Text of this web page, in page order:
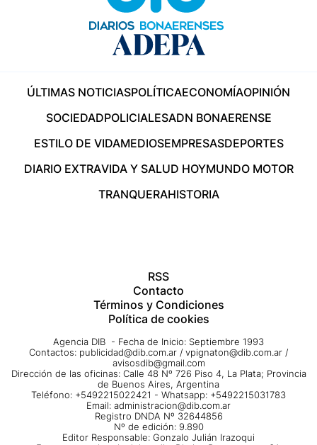
ÚLTIMAS NOTICIASPOLÍTICAECONOMÍAOPINIÓN
SOCIEDADPOLICIALESADN BONAERENSE
ESTILO DE VIDAMEDIOSEMPRESASDEPORTES
DIARIO EXTRAVIDA Y SALUD HOYMUNDO MOTOR
TRANQUERAHISTORIA
RSS
Contacto
Términos y Condiciones
Política de cookies
Agencia DIB - Fecha de Inicio: Septiembre 1993
Contactos: publicidad@dib.com.ar / vpignaton@dib.com.ar /
avisosdib@gmail.com
Dirección de las oficinas: Calle 48 Nº 726 Piso 4, La Plata; Provincia
de Buenos Aires, Argentina
Teléfono: +5492215022421 - Whatsapp: +5492215031783
Email: administracion@dib.com.ar
Registro DNDA Nº 32644856
Nº de edición: 9.890
Editor Responsable: Gonzalo Julián Irazoqui